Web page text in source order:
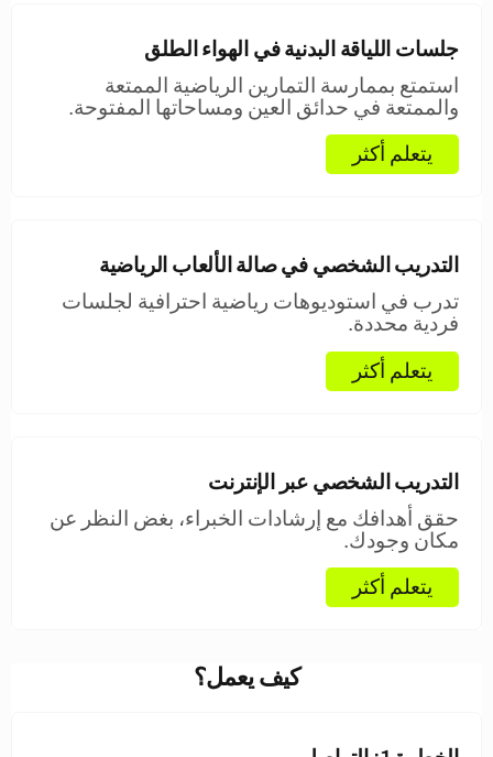
جلسات اللياقة البدنية في الهواء الطلق
استمتع بممارسة التمارين الرياضية الممتعة
والممتعة في حدائق العين ومساحاتها المفتوحة.
يتعلم أكثر
التدريب الشخصي في صالة الألعاب الرياضية
تدرب في استوديوهات رياضية احترافية لجلسات
فردية محددة.
يتعلم أكثر
التدريب الشخصي عبر الإنترنت
حقق أهدافك مع إرشادات الخبراء، بغض النظر عن
مكان وجودك.
يتعلم أكثر
كيف يعمل؟